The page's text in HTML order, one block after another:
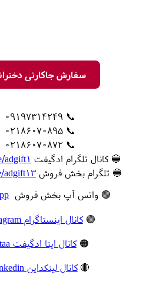
سفارش جاکارتی
📞 09197314249
📞 02186070895
📞 02186070872
🔵 کانال تلگرام ادگیفت adgift1
🔵 تلگرام بخش فروشadgift13
🟢 واتس آپ بخش فروش
🟣کانال اینستاگرام Instagram
🟠کانال ایتا ادگیفت Eitaa
🔴 کانال لینکداین Linkedin